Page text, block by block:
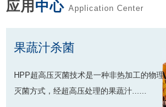
应用 中心 Application Center
果蔬汁杀菌
HPP超高压灭菌技术是一种非热加工的物理
灭菌方式，经超高压处理的果蔬汁......